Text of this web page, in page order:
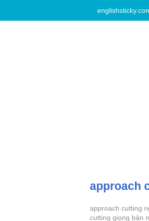
approach
approach cutting
cutting giọng bản